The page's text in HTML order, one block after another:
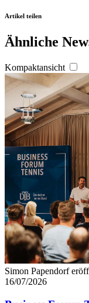
jederzeit über den
Artikel teilen
Ähnliche
Kompaktansicht
Simon Papendorf
16/07/2026